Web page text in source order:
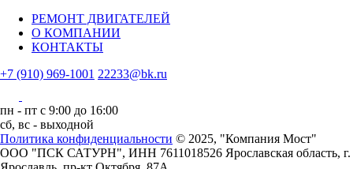
РЕМОНТ ДВИГАТЕЛЕЙ
О КОМПАНИИ
КОНТАКТЫ
+7 (910) 969-1001 22233@bk.ru
пн - пт с 9:00 до 16:00
сб, вс - выходной
Политика конфиденциальности © 2025, "Компания Мост"
ООО "ПСК САТУРН", ИНН 7611018526 Ярославская область, г.